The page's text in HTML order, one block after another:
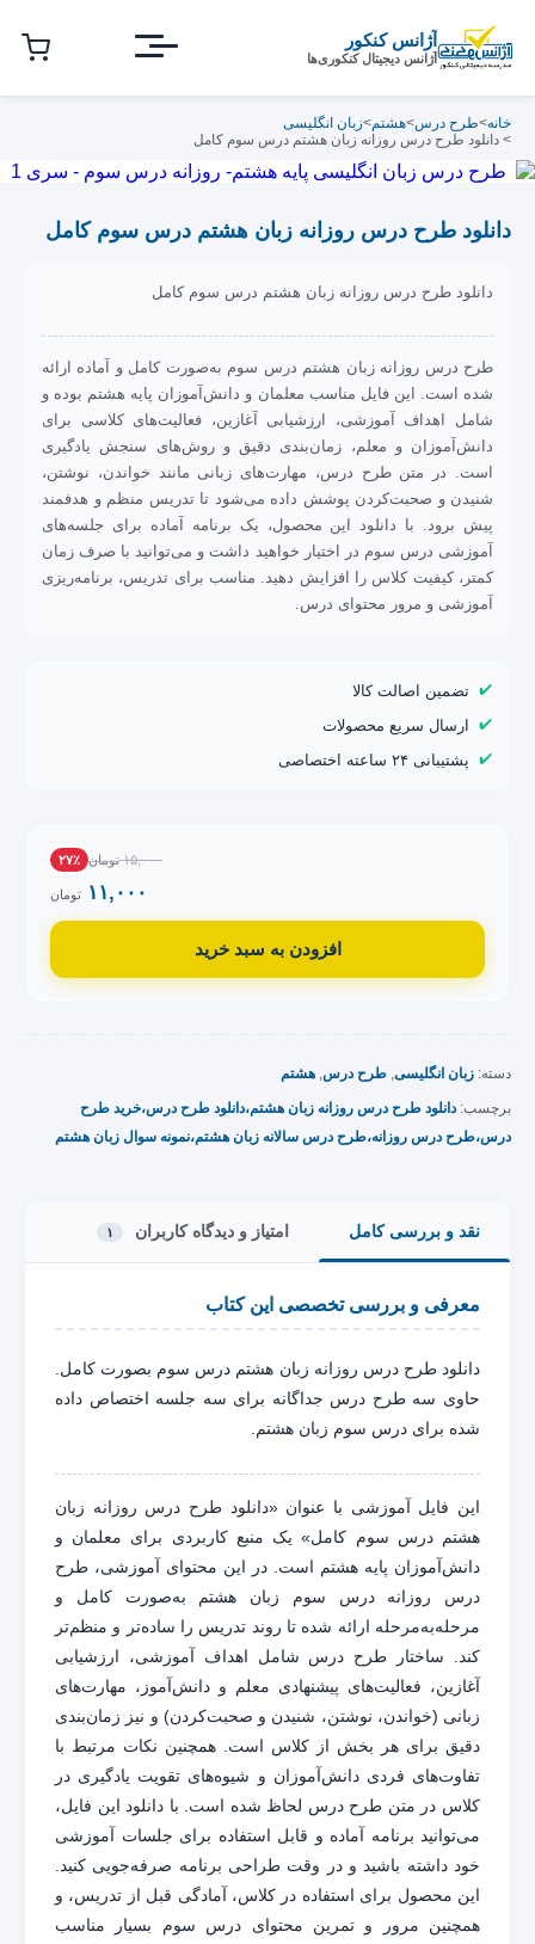
محتوای
آژانس کنکور
آژانس دیجیتال کنکوری‌ها
خانه>طرح درس>هشتم>زبان انگلیسی
> دانلود طرح درس روزانه زبان هشتم درس سوم کامل
دانلود طرح درس روزانه زبان هشتم درس سوم کامل
دانلود طرح درس روزانه زبان هشتم درس سوم کامل
طرح درس روزانه زبان هشتم درس سوم به‌صورت کامل و آماده ارائه
شده است. این فایل مناسب معلمان و دانش‌آموزان پایه هشتم بوده و
شامل اهداف آموزشی، ارزشیابی آغازین، فعالیت‌های کلاسی برای
دانش‌آموزان و معلم، زمان‌بندی دقیق و روش‌های سنجش یادگیری
است. در متن طرح درس، مهارت‌های زبانی مانند خواندن، نوشتن،
شنیدن و صحبت‌کردن پوشش داده می‌شود تا تدریس منظم و هدفمند
پیش برود. با دانلود این محصول، یک برنامه آماده برای جلسه‌های
آموزشی درس سوم در اختیار خواهید داشت و می‌توانید با صرف زمان
کمتر، کیفیت کلاس را افزایش دهید. مناسب برای تدریس، برنامه‌ریزی
آموزشی و مرور محتوای درس.
✔️ تضمین اصالت کالا
✔️ ارسال سریع محصولات
✔️ پشتیبانی ۲۴ ساعته اختصاصی
۱۵,۰۰۰ تومان ۲۷٪
۱۱,۰۰۰ تومان
افزودن به سبد خرید
دسته: زبان انگلیسی, طرح درس, هشتم
برچسب:دانلود طرح درس روزانه زبان هشتم،دانلود طرح درس،خرید طرح
درس،طرح درس روزانه،طرح درس سالانه زبان هشتم،نمونه سوال زبان هشتم
نقد و بررسی کامل امتیاز و دیدگاه کاربران ۱
معرفی و بررسی تخصصی این کتاب
دانلود طرح درس روزانه زبان هشتم درس سوم بصورت کامل.
حاوی سه طرح درس جداگانه برای سه جلسه اختصاص داده
شده برای درس سوم زبان هشتم.
این فایل آموزشی با عنوان «دانلود طرح درس روزانه زبان
هشتم درس سوم کامل» یک منبع کاربردی برای معلمان و
دانش‌آموزان پایه هشتم است. در این محتوای آموزشی، طرح
درس روزانه درس سوم زبان هشتم به‌صورت کامل و
مرحله‌به‌مرحله ارائه شده تا روند تدریس را ساده‌تر و منظم‌تر
کند. ساختار طرح درس شامل اهداف آموزشی، ارزشیابی
آغازین، فعالیت‌های پیشنهادی معلم و دانش‌آموز، مهارت‌های
زبانی (خواندن، نوشتن، شنیدن و صحبت‌کردن) و نیز زمان‌بندی
دقیق برای هر بخش از کلاس است. همچنین نکات مرتبط با
تفاوت‌های فردی دانش‌آموزان و شیوه‌های تقویت یادگیری در
کلاس در متن طرح درس لحاظ شده است. با دانلود این فایل،
می‌توانید برنامه آماده و قابل استفاده برای جلسات آموزشی
خود داشته باشید و در وقت طراحی برنامه صرفه‌جویی کنید.
این محصول برای استفاده در کلاس، آمادگی قبل از تدریس، و
همچنین مرور و تمرین محتوای درس سوم بسیار مناسب